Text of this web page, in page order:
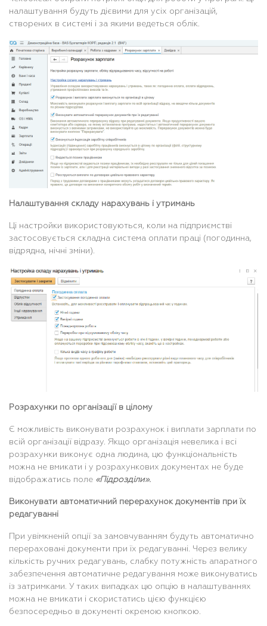
налаштування будуть дієвими для усіх організацій,
створених в системі і за якими ведеться облік.
Налаштування складу нарахувань і утримань
Ці настройки використовуються, коли на підприємстві
застосовується складна система оплати праці (погодинна,
відрядна, нічні зміни).
Розрахунки по організації в цілому
Є можливість виконувати розрахунок і виплати зарплати по
всій організації відразу. Якщо організація невелика і всі
розрахунки виконує одна людина, цю функціональність
можна не вмикати і у розрахункових документах не буде
відображатись поле «Підрозділи».
Виконувати автоматичний перерахунок документів при їх
редагуванні
При увімкненій опції за замовчуванням будуть автоматично
перераховані документи при їх редагуванні. Через велику
кількість ручних редагувань, слабку потужність апаратного
забезпечення автоматичне редагування може виконуватись
із затримками. У таких випадках цю опцію в налаштуваннях
можна не вмикати і скористатись цією функцією
безпосередньо в документі окремою кнопкою.